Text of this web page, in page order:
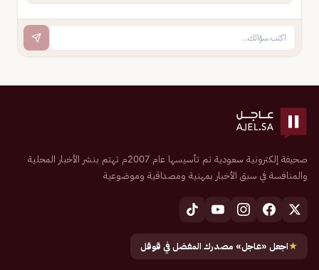
صحيفة إلكترونية سعودية تم تأسيسها عام 2007م تهتم بنشر الأخبار المحلية
والمنافسة في سبق الأخبار بمهنية ومصداقية وموضوعية
★اجعل «عاجل» مصدرك المفضل في قوقل